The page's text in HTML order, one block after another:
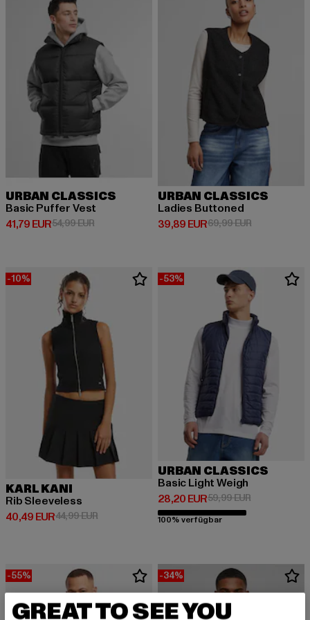
URBAN CLASSICS
Basic Puffer Vest
41,79 EUR
Derzeitiger Preis: 41,79 EUR
54,99 EURAktionspreis: 54,99 EUR
URBAN CLASSICS
Ladies Buttoned
39,89 EUR
Derzeitiger Preis: 39,89 EUR
69,99 EURAktionspreis:
-10%
KARL KANI
Rib Sleeveless
40,49 EUR
Derzeitiger Preis: 40,49 EUR
44,99 EURAktionspreis: 44,99 EUR
-53%
URBAN CLASSICS
Basic Light Weigh
28,20 EUR
Derzeitiger Preis: 28,20 EUR
59,99 EURAktionspreis:
100% verfügbar
-55% -34%
GREAT TO SEE YOU